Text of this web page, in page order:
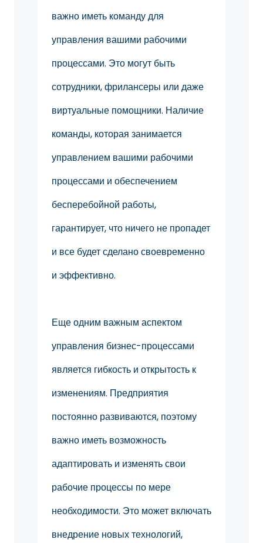
важно иметь команду для
управления вашими рабочими
процессами. Это могут быть
сотрудники, фрилансеры или даже
виртуальные помощники. Наличие
команды, которая занимается
управлением вашими рабочими
процессами и обеспечением
бесперебойной работы,
гарантирует, что ничего не пропадет
и все будет сделано своевременно
и эффективно.
Еще одним важным аспектом
управления бизнес-процессами
является гибкость и открытость к
изменениям. Предприятия
постоянно развиваются, поэтому
важно иметь возможность
адаптировать и изменять свои
рабочие процессы по мере
необходимости. Это может включать
внедрение новых технологий,